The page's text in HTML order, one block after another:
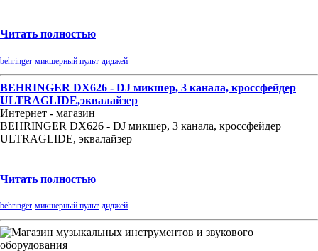
Читать полностью
behringer микшерный пульт диджей
BEHRINGER DX626 - DJ микшер, 3 канала, кроссфейдер
ULTRAGLIDE,эквалайзер
Интернет - магазин
BEHRINGER DX626 - DJ микшер, 3 канала, кроссфейдер
ULTRAGLIDE, эквалайзер
Читать полностью
behringer микшерный пульт диджей